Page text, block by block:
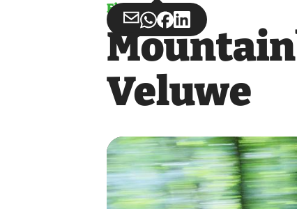
Fietsen
Deel
via
Deel
via
Deel
op
Deel
op
Veluwe